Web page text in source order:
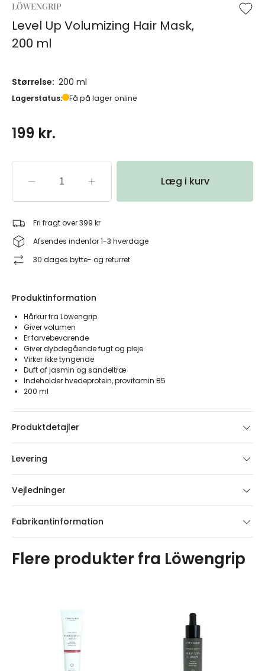
LÖWENGRIP
Level Up Volumizing Hair Mask,
200 ml
Størrelse: 200 ml
Lagerstatus: Få på lager online
199 kr.
Læg i kurv
Fri fragt over 399 kr
Afsendes indenfor 1-3 hverdage
30 dages bytte- og returret
Produktinformation
Hårkur fra Löwengrip
Giver volumen
Er farvebevarende
Giver dybdegående fugt og pleje
Virker ikke tyngende
Duft af jasmin og sandeltræ
Indeholder hvedeprotein, provitamin B5
200 ml
Produktdetajler
Levering
Vejledninger
Fabrikantinformation
Flere produkter fra Löwengrip